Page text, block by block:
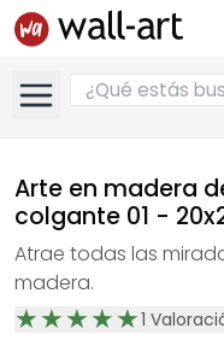
Arte en madera
colgante 01 -
Atrae todas las
madera.
1